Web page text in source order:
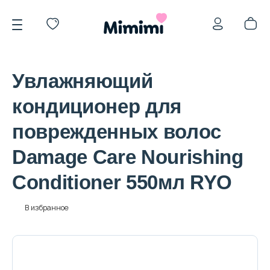
*OVERSTOCK -30%
Уход за лицом
Увлажняющий
кондиционер для
поврежденных волос
Damage Care Nourishing
Conditioner 550мл RYO
В избранное